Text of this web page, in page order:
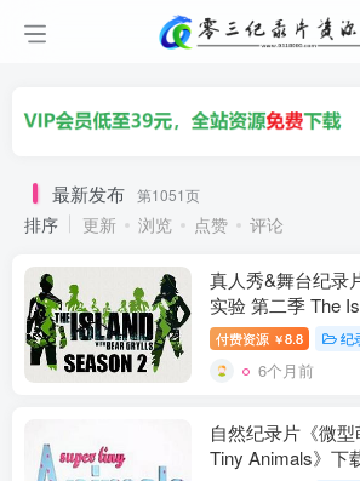
最新发布 第1051页
排序 更新 浏览 点赞 评论
真人秀&舞台纪录
实验 第二季 The
Grylls Season 2》
付费资源 ￥8.8 纪
6个月前
自然纪录片《微
Tiny Animals》下